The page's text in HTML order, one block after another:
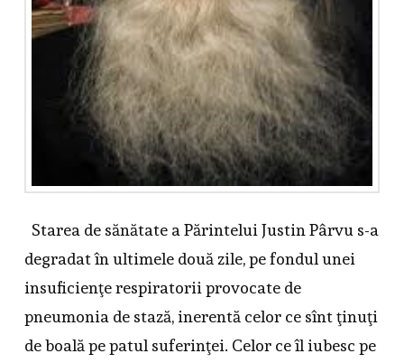
Starea de sănătate a Părintelui Justin Pârvu s-a
degradat în ultimele două zile, pe fondul unei
insuficienţe respiratorii provocate de
pneumonia de stază, inerentă celor ce sînt ţinuţi
de boală pe patul suferinţei. Celor ce îl iubesc pe